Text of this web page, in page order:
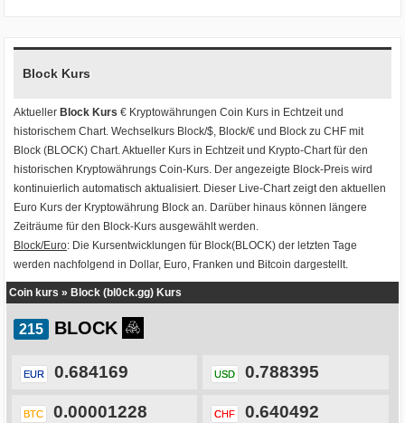
Block Kurs
Aktueller Block Kurs € Kryptowährungen Coin Kurs in Echtzeit und
historischem Chart. Wechselkurs Block/$, Block/€ und Block zu CHF mit
Block (BLOCK) Chart. Aktueller Kurs in Echtzeit und Krypto-Chart für den
historischen Kryptowährungs Coin-Kurs. Der angezeigte Block-Preis wird
kontinuierlich automatisch aktualisiert. Dieser Live-Chart zeigt den aktuellen
Euro Kurs der Kryptowährung Block an. Darüber hinaus können längere
Zeiträume für den Block-Kurs ausgewählt werden.
Block/Euro: Die Kursentwicklungen für Block(BLOCK) der letzten Tage
werden nachfolgend in Dollar, Euro, Franken und Bitcoin dargestellt.
Coin kurs » Block (bl0ck.gg) Kurs
BLOCK
EUR 0.684169 USD 0.788395
BTC 0.00001228 CHF 0.640492